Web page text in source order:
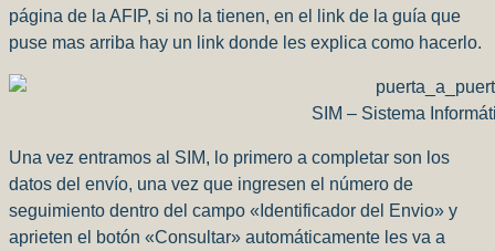
página de la AFIP, si no la tienen, en el link de la guía que
puse mas arriba hay un link donde les explica como hacerlo.
SIM – Sistema
Una vez entramos al SIM, lo primero a completar son los
datos del envío, una vez que ingresen el número de
seguimiento dentro del campo «Identificador del Envio» y
aprieten el botón «Consultar» automáticamente les va a